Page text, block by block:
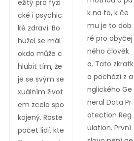
ežitý pro fyzi
cké i psychic
ké zdraví. Bo
hužel se mál
okdo může c
hlubit tím, že
je se svým se
xuálním život
em zcela spo
kojený. Roste
počet lidí, kte
k na to, k če
mu je to dob
ré pro obyčej
ného člověk
a. Tato zkratk
a pochází z a
nglického Ge
neral Data Pr
otection Reg
ulation. První